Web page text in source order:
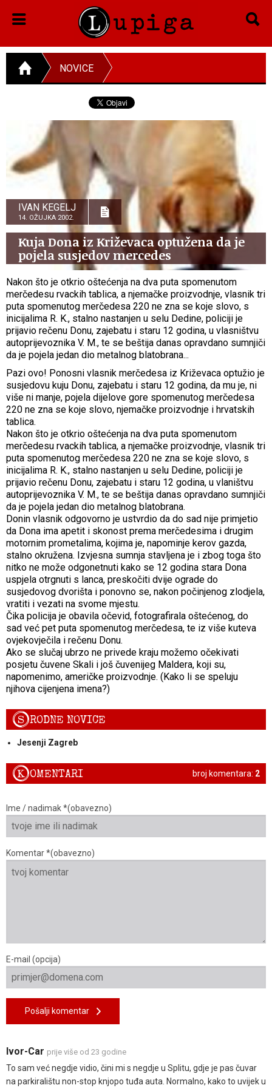
NOVICE
IVAN KEGELJ
14. OŽUJKA 2002.
Kuja Dona iz Križevaca optužena da je
pojela susjedov mercedes
Nakon što je otkrio oštećenja na dva puta spomenutom
merčedesu rvackih tablica, a njemačke proizvodnje, vlasnik tri
puta spomenutog merčedesa 220 ne zna se koje slovo, s
inicijalima R. K., stalno nastanjen u selu Dedine, policiji je
prijavio rečenu Donu, zajebatu i staru 12 godina, u vlasništvu
autoprijevoznika V. M., te se beštija danas opravdano sumnjiči
da je pojela jedan dio metalnog blatobrana...
Pazi ovo! Ponosni vlasnik merčedesa iz Križevaca optužio je
susjedovu kuju Donu, zajebatu i staru 12 godina, da mu je, ni
više ni manje, pojela dijelove gore spomenutog merčedesa
220 ne zna se koje slovo, njemačke proizvodnje i hrvatskih
tablica.
Nakon što je otkrio oštećenja na dva puta spomenutom
merčedesu rvackih tablica, a njemačke proizvodnje, vlasnik tri
puta spomenutog merčedesa 220 ne zna se koje slovo, s
inicijalima R. K., stalno nastanjen u selu Dedine, policiji je
prijavio rečenu Donu, zajebatu i staru 12 godina, u vlaništvu
autoprijevoznika V. M., te se beštija danas opravdano sumnjiči
da je pojela jedan dio metalnog blatobrana.
Donin vlasnik odgovorno je ustvrdio da do sad nije primjetio
da Dona ima apetit i skonost prema merčedesima i drugim
motornim prometalima, kojima je, napominje kerov gazda,
stalno okružena. Izvjesna sumnja stavljena je i zbog toga što
nitko ne može odgonetnuti kako se 12 godina stara Dona
uspjela otrgnuti s lanca, preskočiti dvije ograde do
susjedovog dvorišta i ponovno se, nakon počinjenog zlodjela,
vratiti i vezati na svome mjestu.
Čika policija je obavila očevid, fotografirala oštećenog, do
sad već pet puta spomenutog merčedesa, te iz više kuteva
ovjekovječila i rečenu Donu.
Ako se slučaj ubrzo ne privede kraju možemo očekivati
posjetu čuvene Skali i još čuvenijeg Maldera, koji su,
napomenimo, američke proizvodnje. (Kako li se speluju
njihova cijenjena imena?)
SRODNE NOVICE
Jesenji Zagreb
broj komentara: 2
KOMENTARI
Ime / nadimak *(obavezno)
Komentar *(obavezno)
E-mail (opcija)
Pošalji komentar
Ivor-Car prije više od 23 godine
To sam već negdje vidio, čini mi s negdje u Splitu, gdje je pas čuvar
na parkiralištu non-stop knjopo tuđa auta. Normalno, kako to uvijek u